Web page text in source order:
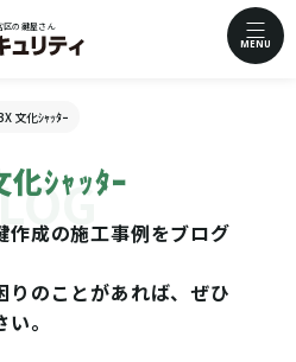
区の鍵屋さん
MENU
文化ｼｬｯﾀｰ
化ｼｬｯﾀｰ
作成の施工事例をブログ
りのことがあれば、ぜひ
。